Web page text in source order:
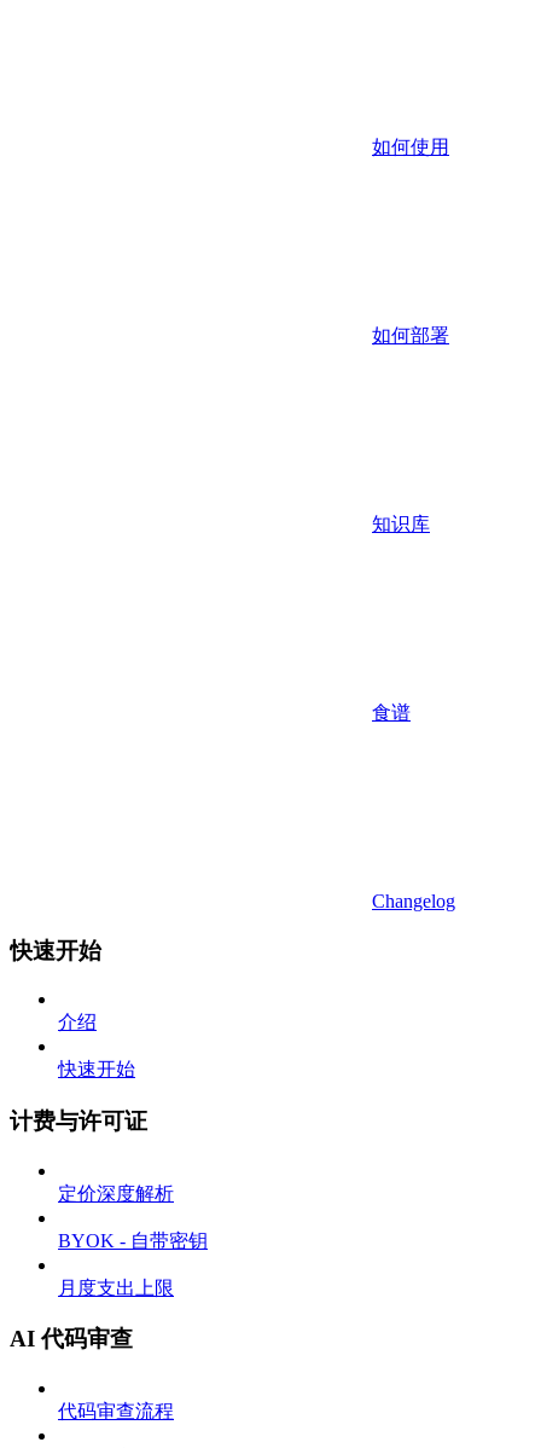
如何使用
如何部署
知识库
食谱
Changelog
快速开始
介绍
快速开始
计费与许可证
定价深度解析
BYOK - 自带密钥
月度支出上限
AI 代码审查
代码审查流程